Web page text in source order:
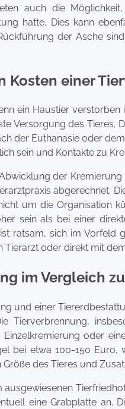
auch die
hatte. Dies kann
der Asche
Kosten einer
ein Haustier
Versorgung des Tieres.
der Euthanasie oder
sein und Kontakte zu
der
abgerechnet.
um die Organisation
sein als bei einer
ratsam, sich im Vorfeld
oder direkt mit
im Vergleich
und einer
Tierverbrennung,
oder
bei etwa 100-150
des Tieres und
eine Grabplatte an.